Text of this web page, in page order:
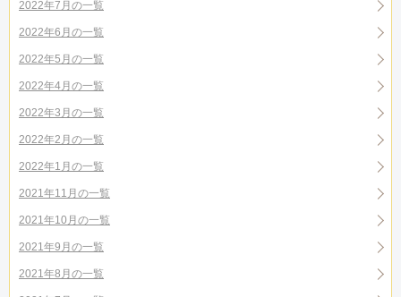
2022年7月の一覧
2022年6月の一覧
2022年5月の一覧
2022年4月の一覧
2022年3月の一覧
2022年2月の一覧
2022年1月の一覧
2021年11月の一覧
2021年10月の一覧
2021年9月の一覧
2021年8月の一覧